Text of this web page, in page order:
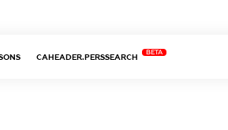
CAHEADER.PERSSEARCH
BETA